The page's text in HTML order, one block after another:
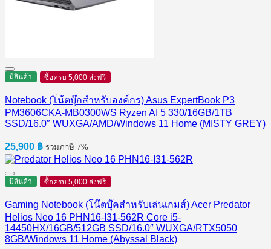
มีสินค้า ซื้อครบ 5,000 ส่งฟรี
Notebook (โน้ตบุ๊กสำหรับองค์กร) Asus ExpertBook P3
PM3606CKA-MB0300WS Ryzen AI 5 330/16GB/1TB
SSD/16.0″ WUXGA/AMD/Windows 11 Home (MISTY GREY)
25,900 ฿ รวมภาษี 7%
มีสินค้า ซื้อครบ 5,000 ส่งฟรี
Gaming Notebook (โน๊ตบุ๊คสำหรับเล่นเกมส์) Acer Predator
Helios Neo 16 PHN16-I31-562R Core i5-
14450HX/16GB/512GB SSD/16.0″ WUXGA/RTX5050
8GB/Windows 11 Home (Abyssal Black)